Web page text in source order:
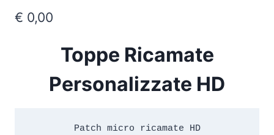
€ 0,00
Toppe Ricamate
Personalizzate HD
Patch micro ricamate HD